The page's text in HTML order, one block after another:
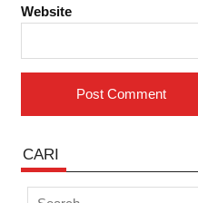
Website
CARI